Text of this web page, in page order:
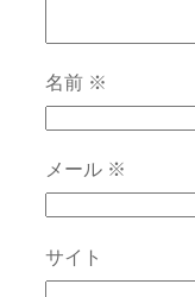
名前 ※
メール ※
サイト